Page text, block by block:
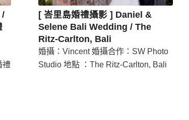
/
禮
[ 峇里島婚禮攝影 ] Daniel &
Selene Bali Wedding / The
Ritz-Carlton, Bali
婚攝：Vincent 婚攝合作：SW Photo
Studio 地點 ：The Ritz-Carlton, Bali